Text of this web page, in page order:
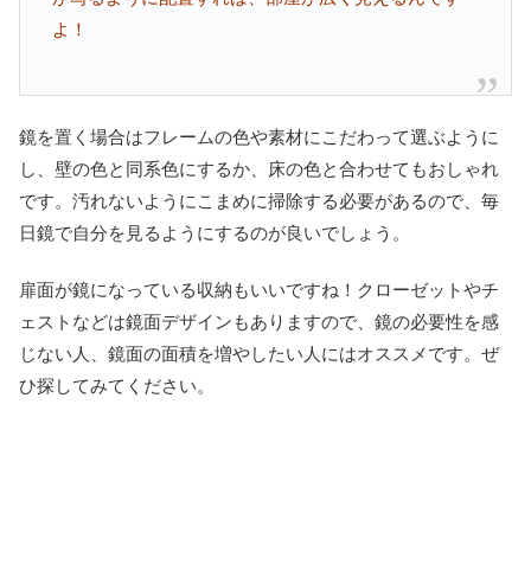
よ！
鏡を置く場合はフレームの色や素材にこだわって選ぶように
し、壁の色と同系色にするか、床の色と合わせてもおしゃれ
です。汚れないようにこまめに掃除する必要があるので、毎
日鏡で自分を見るようにするのが良いでしょう。
扉面が鏡になっている収納もいいですね！クローゼットやチ
ェストなどは鏡面デザインもありますので、鏡の必要性を感
じない人、鏡面の面積を増やしたい人にはオススメです。ぜ
ひ探してみてください。